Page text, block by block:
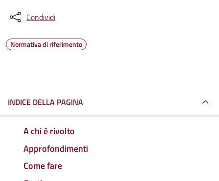
Condividi
Normativa di riferimento
INDICE DELLA PAGINA
A chi è rivolto
Approfondimenti
Come fare